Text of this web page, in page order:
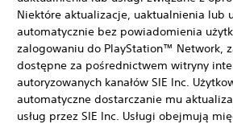
Niektóre aktualizacje, uaktualnienia lub
automatycznie bez powiadomienia
zalogowaniu do PlayStation™ Network,
dostępne za pośrednictwem witryny
autoryzowanych kanałów SIE Inc.
automatyczne dostarczanie mu
usług przez SIE Inc. Usługi obejmują